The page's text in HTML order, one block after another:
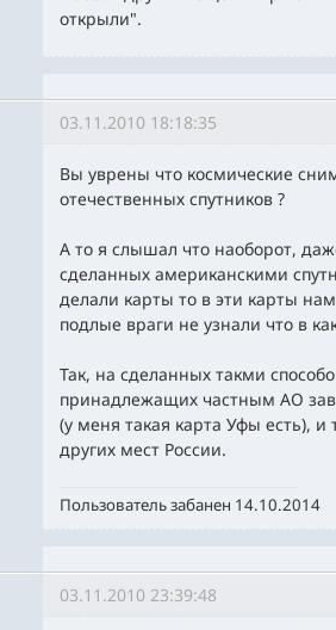
открыли".
03.11.2010 18:18:35
Вы уврены что космические
отечественных спутников ?
А то я слышал что наоборот,
сделанных американскими
делали карты то в эти карты
подлые враги не узнали что в
Так, на сделанных такми
принадлежащих частным АО
(у меня такая карта Уфы есть),
других мест России.
Пользователь забанен 14.10.2014
03.11.2010 23:39:48